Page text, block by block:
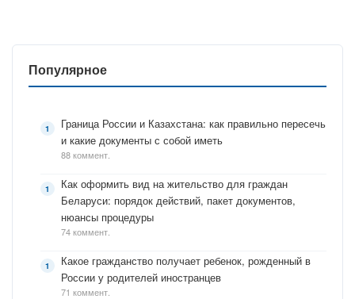
Популярное
Граница России и Казахстана: как правильно пересечь
и какие документы с собой иметь
88 коммент.
Как оформить вид на жительство для граждан
Беларуси: порядок действий, пакет документов,
нюансы процедуры
74 коммент.
Какое гражданство получает ребенок, рожденный в
России у родителей иностранцев
71 коммент.